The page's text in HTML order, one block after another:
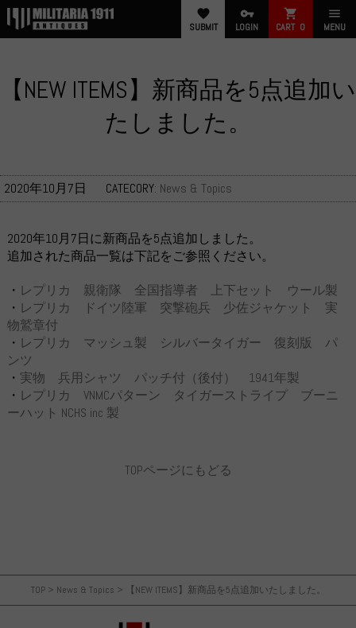
favorite
SUBMIT
vpn_key
LOGIN
shopping_cart
CART 0
menu
MENU
TOP> News & Topics > 【NEW ITEMS】新商品を5点追加いたしました。
【NEW ITEMS】新商品を5点追加い
たしました。
2020年10月7日 CATECORY: News & Topics
2020年10月7日に新商品を5点追加しました。
追加された商品一覧は下記をご参照ください。
・ レプリカ 親衛隊 全国指導者 上下セット ウール製
・ レプリカ ドイツ陸軍 突撃砲兵 少佐ジャケット 実
物鷲章付
・ レプリカ マッシュ製 シルバータイガー 復刻版 パ
ンツ
・ 実物 兵用シャツ パッチ付（後付） 1941年製
・ レプリカ VNMCパターン タイガーストライプ ブーニ
ーハット NCHS inc 製
TOPページにもどる